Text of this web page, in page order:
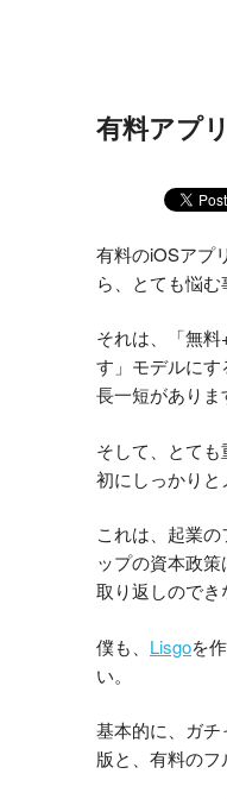
有料アプ
有料のiOSアプ
ら、とても悩む
それは、「無
す」モデルに
長一短がありま
そして、とて
初にしっかりと
これは、起業
ップの資本政
取り返しのでき
僕も、 Lisgoを
い。
基本的に、ガ
版と、有料のフ